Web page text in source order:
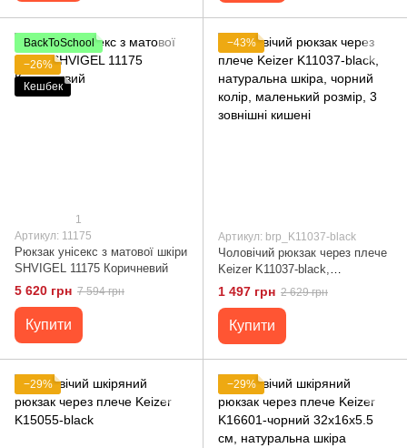
BackToSchool
−26%
Кешбек
1
Артикул: 11175
Рюкзак унісекс з матової шкіри
SHVIGEL 11175 Коричневий
5 620 грн 7 594 грн
Купити
−43%
Артикул: brp_K11037-black
Чоловічий рюкзак через плече
Keizer K11037-black,
натуральна шкіра, чорний
колір, маленький розмір, 3
зовнішні кишені
1 497 грн 2 629 грн
Купити
−29% −29%